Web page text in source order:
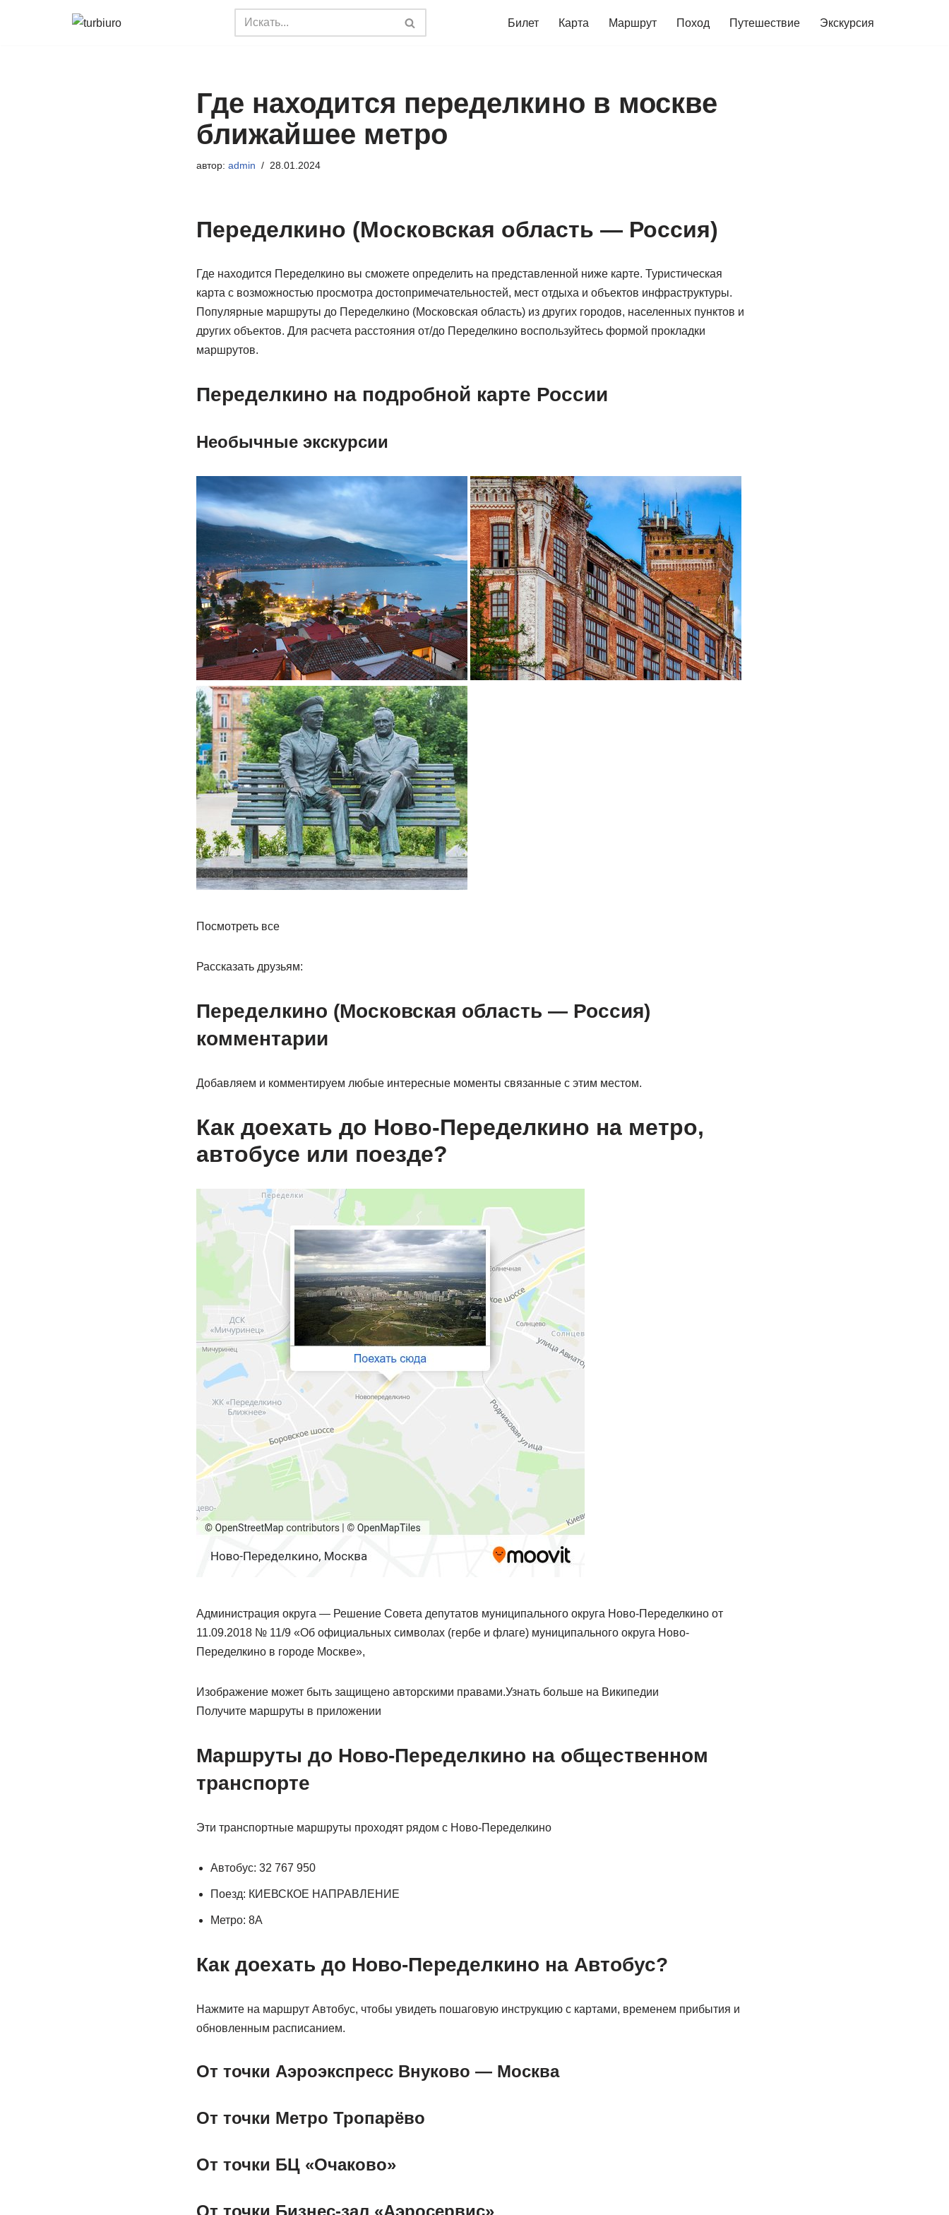
Билет Карта Маршрут Поход Путешествие Экскурсия
Где находится переделкино в москве
ближайшее метро
автор: admin 28.01.2024
Переделкино (Московская область — Россия)
Где находится Переделкино вы сможете определить на представленной ниже карте. Туристическая
карта с возможностью просмотра достопримечательностей, мест отдыха и объектов инфраструктуры.
Популярные маршруты до Переделкино (Московская область) из других городов, населенных пунктов и
других объектов. Для расчета расстояния от/до Переделкино воспользуйтесь формой прокладки
маршрутов.
Переделкино на подробной карте России
Необычные экскурсии
Посмотреть все
Рассказать друзьям:
Переделкино (Московская область — Россия)
комментарии
Добавляем и комментируем любые интересные моменты связанные с этим местом.
Как доехать до Ново-Переделкино на метро,
автобусе или поезде?
Администрация округа — Решение Совета депутатов муниципального округа Ново-Переделкино от
11.09.2018 № 11/9 «Об официальных символах (гербе и флаге) муниципального округа Ново-
Переделкино в городе Москве»,
Изображение может быть защищено авторскими правами.Узнать больше на Википедии
Получите маршруты в приложении
Маршруты до Ново-Переделкино на общественном
транспорте
Эти транспортные маршруты проходят рядом с Ново-Переделкино
Автобус: 32 767 950
Поезд: КИЕВСКОЕ НАПРАВЛЕНИЕ
Метро: 8А
Как доехать до Ново-Переделкино на Автобус?
Нажмите на маршрут Автобус, чтобы увидеть пошаговую инструкцию с картами, временем прибытия и
обновленным расписанием.
От точки Аэроэкспресс Внуково — Москва
От точки Метро Тропарёво
От точки БЦ «Очаково»
От точки Бизнес-зал «Аэросервис»